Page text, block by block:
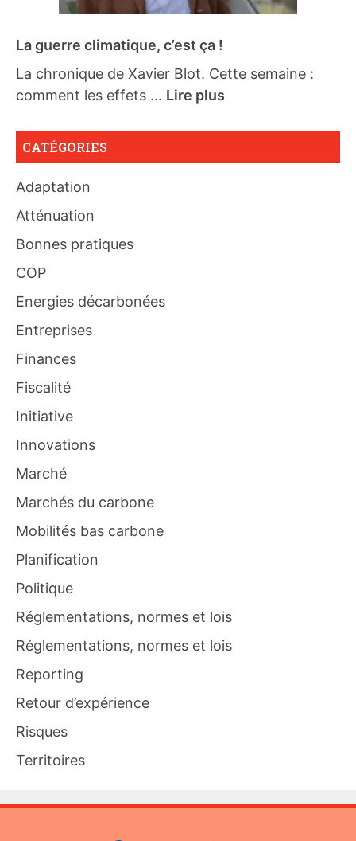
La guerre climatique, c’est ça !
La chronique de Xavier Blot. Cette semaine :
comment les effets ... Lire plus
CATÉGORIES
Adaptation
Atténuation
Bonnes pratiques
COP
Energies décarbonées
Entreprises
Finances
Fiscalité
Initiative
Innovations
Marché
Marchés du carbone
Mobilités bas carbone
Planification
Politique
Réglementations, normes et lois
Réglementations, normes et lois
Reporting
Retour d’expérience
Risques
Territoires